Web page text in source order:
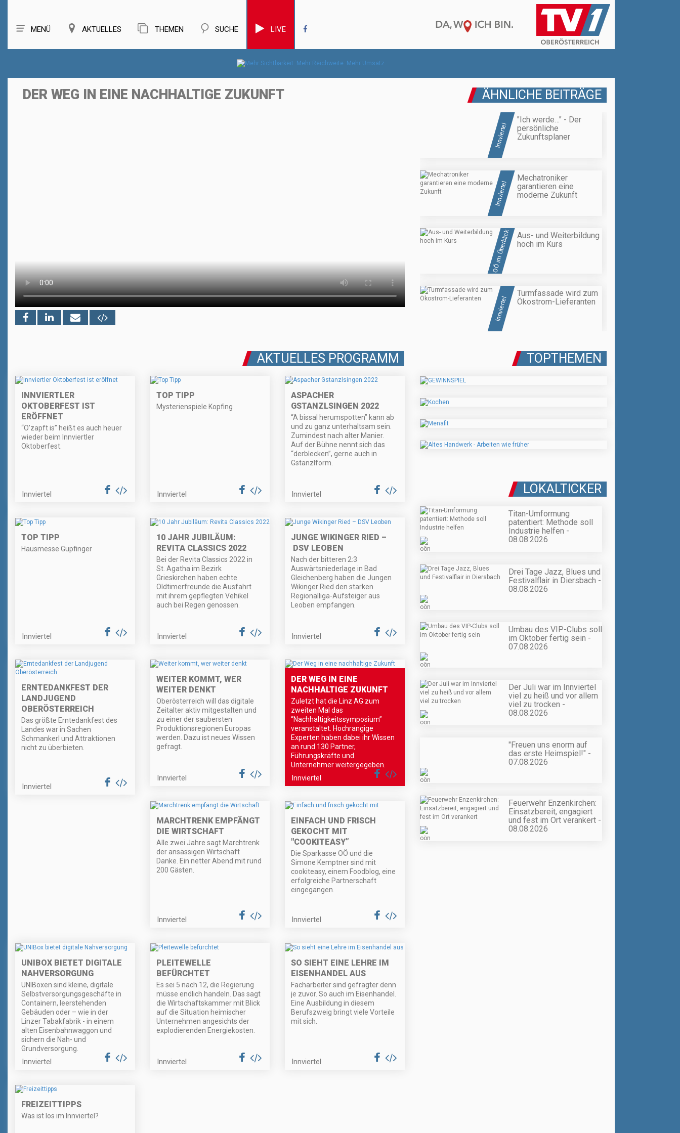
MENÜ AKTUELLES THEMEN SUCHE LIVE
DER WEG IN EINE NACHHALTIGE ZUKUNFT ÄHNLICHE BEITRÄGE
Innviertel
"Ich werde…" - Der
persönliche
Zukunftsplaner
Innviertel
Mechatroniker
garantieren eine
moderne Zukunft
OÖ im Überblick
Aus- und Weiterbildung
hoch im Kurs
Innviertel
Turmfassade wird zum
Ökostrom-Lieferanten
AKTUELLES PROGRAMM
INNVIERTLER
OKTOBERFEST IST
ERÖFFNET
“O’zapft is” heißt es auch heuer
wieder beim Innviertler
Oktoberfest.
Innviertel
TOP TIPP
Mysterienspiele Kopfing
Innviertel
ASPACHER
GSTANZLSINGEN 2022
“A bissal herumspotten” kann ab
und zu ganz unterhaltsam sein.
Zumindest nach alter Manier.
Auf der Bühne nennt sich das
“derblecken”, gerne auch in
Gstanzlform.
Innviertel
TOP TIPP
Hausmesse Gupfinger
Innviertel
10 JAHR JUBILÄUM:
REVITA CLASSICS 2022
Bei der Revita Classics 2022 in
St. Agatha im Bezirk
Grieskirchen haben echte
Oldtimerfreunde die Ausfahrt
mit ihrem gepflegten Vehikel
auch bei Regen genossen.
Innviertel
JUNGE WIKINGER RIED –
DSV LEOBEN
Nach der bitteren 2:3
Auswärtsniederlage in Bad
Gleichenberg haben die Jungen
Wikinger Ried den starken
Regionalliga-Aufsteiger aus
Leoben empfangen.
Innviertel
ERNTEDANKFEST DER
LANDJUGEND
OBERÖSTERREICH
Das größte Erntedankfest des
Landes war in Sachen
Schmankerl und Attraktionen
nicht zu überbieten.
Innviertel
WEITER KOMMT, WER
WEITER DENKT
Oberösterreich will das digitale
Zeitalter aktiv mitgestalten und
zu einer der saubersten
Produktionsregionen Europas
werden. Dazu ist neues Wissen
gefragt.
Innviertel
DER WEG IN EINE
NACHHALTIGE ZUKUNFT
Zuletzt hat die Linz AG zum
zweiten Mal das
“Nachhaltigkeitssymposium”
veranstaltet. Hochrangige
Experten haben dabei ihr Wissen
an rund 130 Partner,
Führungskräfte und
Unternehmer weitergegeben.
Innviertel
MARCHTRENK EMPFÄNGT
DIE WIRTSCHAFT
Alle zwei Jahre sagt Marchtrenk
der ansässigen Wirtschaft
Danke. Ein netter Abend mit rund
200 Gästen.
Innviertel
EINFACH UND FRISCH
GEKOCHT MIT
"COOKITEASY”
Die Sparkasse OÖ und die
Simone Kemptner sind mit
cookiteasy, einem Foodblog, eine
erfolgreiche Partnerschaft
eingegangen.
Innviertel
UNIBOX BIETET DIGITALE
NAHVERSORGUNG
UNIBoxen sind kleine, digitale
Selbstversorgungsgeschäfte in
Containern, leerstehenden
Gebäuden oder – wie in der
Linzer Tabakfabrik - in einem
alten Eisenbahnwaggon und
sichern die Nah- und
Grundversorgung.
Innviertel
PLEITEWELLE
BEFÜRCHTET
Es sei 5 nach 12, die Regierung
müsse endlich handeln. Das sagt
die Wirtschaftskammer mit Blick
auf die Situation heimischer
Unternehmen angesichts der
explodierenden Energiekosten.
Innviertel
SO SIEHT EINE LEHRE IM
EISENHANDEL AUS
Facharbeiter sind gefragter denn
je zuvor. So auch im Eisenhandel.
Eine Ausbildung in diesem
Berufszweig bringt viele Vorteile
mit sich.
Innviertel
FREIZEITTIPPS
Was ist los im Innviertel?
TOPTHEMEN
LOKALTICKER
Titan-Umformung
patentiert: Methode soll
Industrie helfen -
08.08.2026
Drei Tage Jazz, Blues und
Festivalflair in Diersbach -
08.08.2026
Umbau des VIP-Clubs soll
im Oktober fertig sein -
07.08.2026
Der Juli war im Innviertel
viel zu heiß und vor allem
viel zu trocken -
08.08.2026
"Freuen uns enorm auf
das erste Heimspiel!" -
07.08.2026
Feuerwehr Enzenkirchen:
Einsatzbereit, engagiert
und fest im Ort verankert -
08.08.2026